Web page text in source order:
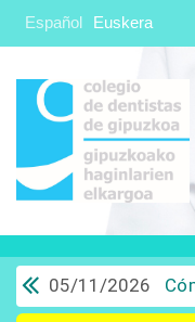
Español Euskera
05/11/2026 Cómo